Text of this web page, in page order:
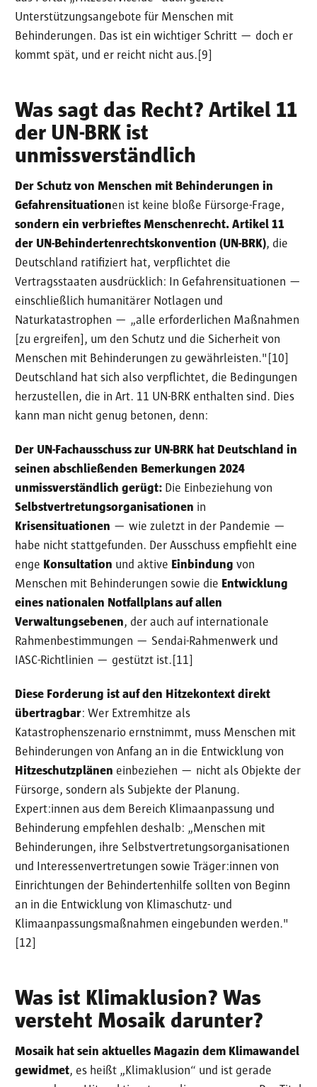
Unterstützungsangebote für Menschen mit
Behinderungen. Das ist ein wichtiger Schritt — doch er
kommt spät, und er reicht nicht aus.[9]
Was sagt das Recht? Artikel 11
der UN-BRK ist
unmissverständlich
Der Schutz von Menschen mit Behinderungen in
Gefahrensituationen ist keine bloße Fürsorge-Frage,
sondern ein verbrieftes Menschenrecht. Artikel 11
der UN-Behindertenrechtskonvention (UN-BRK), die
Deutschland ratifiziert hat, verpflichtet die
Vertragsstaaten ausdrücklich: In Gefahrensituationen —
einschließlich humanitärer Notlagen und
Naturkatastrophen — „alle erforderlichen Maßnahmen
[zu ergreifen], um den Schutz und die Sicherheit von
Menschen mit Behinderungen zu gewährleisten."[10]
Deutschland hat sich also verpflichtet, die Bedingungen
herzustellen, die in Art. 11 UN-BRK enthalten sind. Dies
kann man nicht genug betonen, denn:
Der UN-Fachausschuss zur UN-BRK hat Deutschland in
seinen abschließenden Bemerkungen 2024
unmissverständlich gerügt: Die Einbeziehung von
Selbstvertretungsorganisationen in
Krisensituationen — wie zuletzt in der Pandemie —
habe nicht stattgefunden. Der Ausschuss empfiehlt eine
enge Konsultation und aktive Einbindung von
Menschen mit Behinderungen sowie die Entwicklung
eines nationalen Notfallplans auf allen
Verwaltungsebenen, der auch auf internationale
Rahmenbestimmungen — Sendai-Rahmenwerk und
IASC-Richtlinien — gestützt ist.[11]
Diese Forderung ist auf den Hitzekontext direkt
übertragbar: Wer Extremhitze als
Katastrophenszenario ernstnimmt, muss Menschen mit
Behinderungen von Anfang an in die Entwicklung von
Hitzeschutzplänen einbeziehen — nicht als Objekte der
Fürsorge, sondern als Subjekte der Planung.
Expert:innen aus dem Bereich Klimaanpassung und
Behinderung empfehlen deshalb: „Menschen mit
Behinderungen, ihre Selbstvertretungsorganisationen
und Interessenvertretungen sowie Träger:innen von
Einrichtungen der Behindertenhilfe sollten von Beginn
an in die Entwicklung von Klimaschutz- und
Klimaanpassungsmaßnahmen eingebunden werden."
[12]
Was ist Klimaklusion? Was
versteht Mosaik darunter?
Mosaik hat sein aktuelles Magazin dem Klimawandel
gewidmet, es heißt „Klimaklusion“ und ist gerade